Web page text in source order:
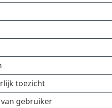
toezicht
gebruiker